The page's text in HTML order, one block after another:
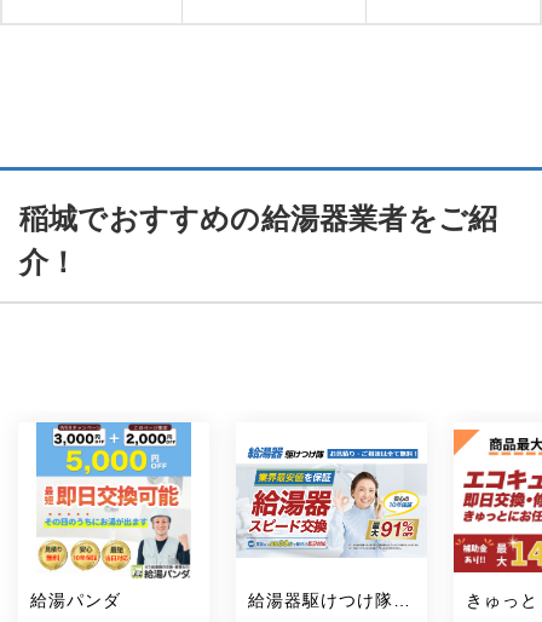
稲城でおすすめの給湯器業者をご紹
介！
給湯パンダ
給湯器駆けつけ隊
きゅっと